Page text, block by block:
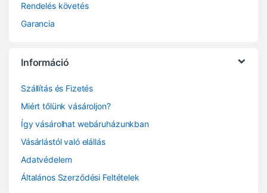
Rendelés követés
Garancia
Információ
Szállítás és Fizetés
Miért tőlünk vásároljon?
Így vásárolhat webáruházunkban
Vásárlástól való elállás
Adatvédelem
Általános Szerződési Feltételek